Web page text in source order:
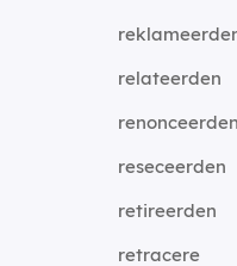
relateerden
renonceerden
reseceerden
retireerden
retracere